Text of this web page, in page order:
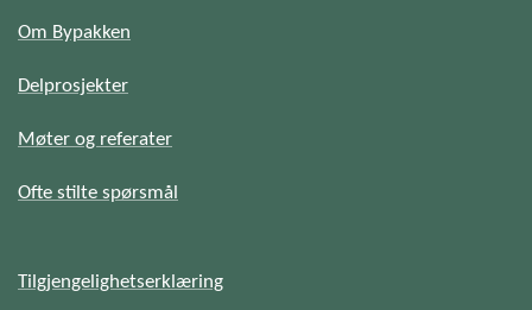
Om Bypakken
Delprosjekter
Møter og referater
Ofte stilte spørsmål
Tilgjengelighetserklæring